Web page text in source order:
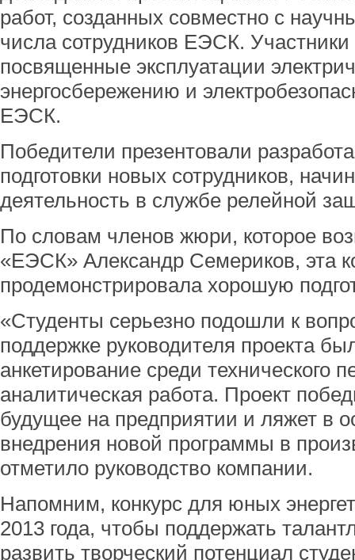
работ, созданных совместно с
числа сотрудников ЕЭСК.
посвященные эксплуатации
энергосбережению и
ЕЭСК.
Победители презентовали
подготовки новых сотрудников,
деятельность в службе релейной
По словам членов жюри, которое
«ЕЭСК» Александр Семериков, эта
продемонстрировала хорошую
«Студенты серьезно подошли к
поддержке руководителя проекта
анкетирование среди технического
аналитическая работа. Проект
будущее на предприятии и ляжет в
внедрения новой программы в
отметило руководство компании.
Напомним, конкурс для юных
2013 года, чтобы поддержать
развить творческий потенциал